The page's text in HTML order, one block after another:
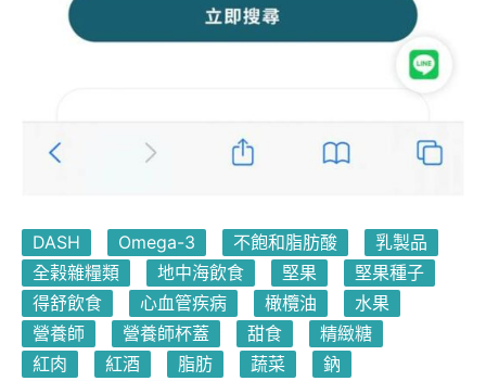
DASH Omega-3 不飽和脂肪酸
乳製品
全榖雜糧類
地中海飲食 堅果
堅果種子
得舒飲食
心血管疾病 橄欖油
水果
營養師
營養師杯蓋 甜食
精緻糖
紅肉
紅酒 脂肪 蔬菜
鈉